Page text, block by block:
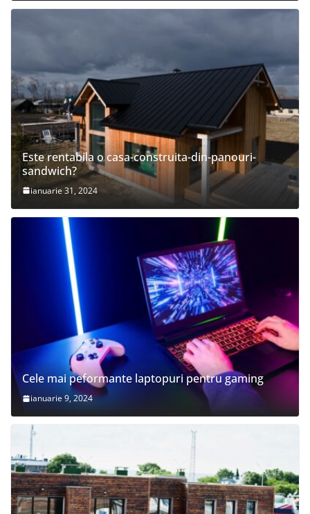
Este rentabila o casa-construita-din-panouri-
sandwich?
ianuarie 31, 2024
Cele mai peformante laptopuri pentru gaming
ianuarie 9, 2024